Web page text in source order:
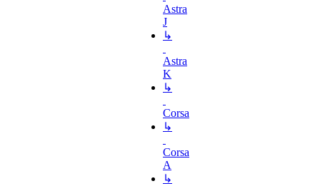
Astra
J
↳
Astra
K
↳
Corsa
↳
Corsa
A
↳